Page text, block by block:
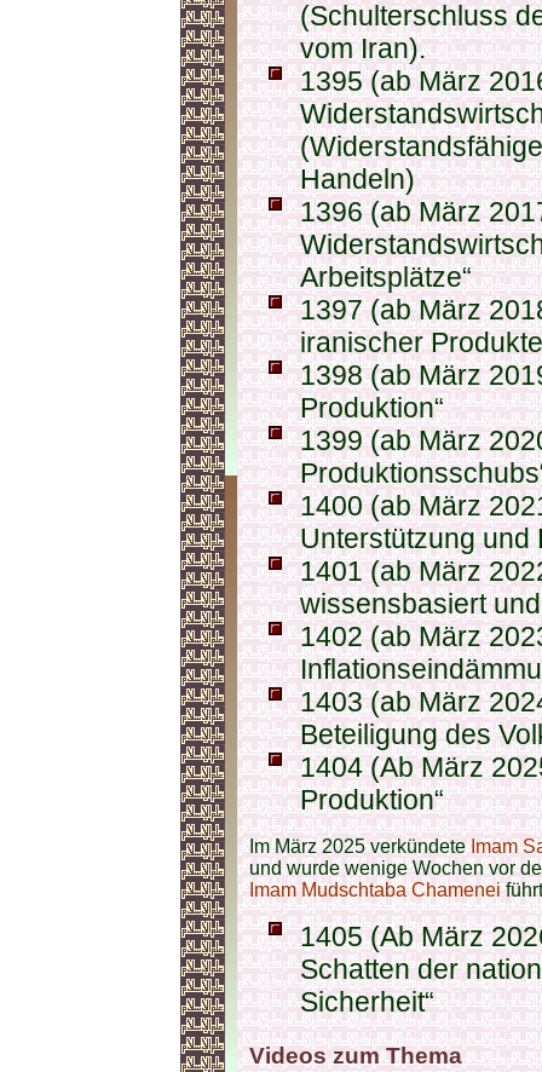
(Schulterschluss
vom Iran).
1395 (ab März
Handeln)
1396 (ab März
Arbeitsplätze“
1397 (ab März
iranischer
1398 (ab März
Produktion“
1399 (ab März
1400 (ab März
Unterstützung und
1401 (ab März
wissensbasiert
1402 (ab März
1403 (ab März
Beteiligung des
1404 (Ab März
Produktion“
Im März 2025 verkündeteImam
und wurde wenige Wochen vor
Imam Mudschtaba Chamenei
1405 (Ab März
Schatten der
Sicherheit“
Videos zum Thema